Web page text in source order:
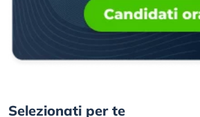
Selezionati per te